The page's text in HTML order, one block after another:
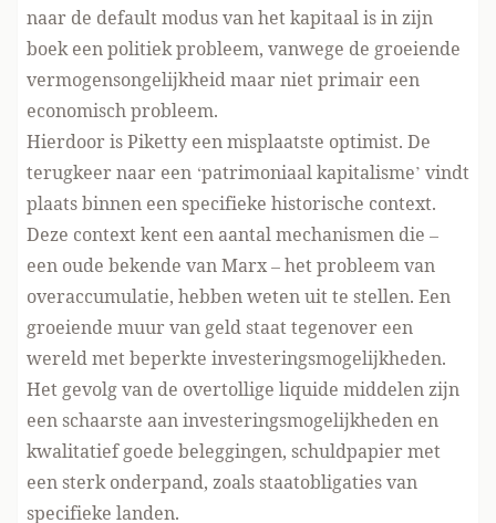
naar de default modus van het kapitaal is in zijn
boek een politiek probleem, vanwege de groeiende
vermogensongelijkheid maar niet primair een
economisch probleem.
Hierdoor is Piketty een misplaatste optimist. De
terugkeer naar een ‘patrimoniaal kapitalisme’ vindt
plaats binnen een specifieke historische context.
Deze context kent een aantal mechanismen die –
een oude bekende van Marx – het probleem van
overaccumulatie, hebben weten uit te stellen. Een
groeiende muur van geld staat tegenover een
wereld met beperkte investeringsmogelijkheden.
Het gevolg van de overtollige liquide middelen zijn
een schaarste aan investeringsmogelijkheden en
kwalitatief goede beleggingen, schuldpapier met
een sterk onderpand, zoals staatobligaties van
specifieke landen.